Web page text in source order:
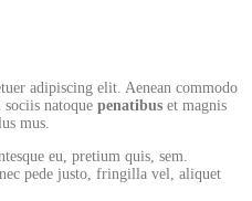
adipiscing elit. Aenean commodo
natoque penatibus et magnis
mus.
eu, pretium quis, sem.
pede justo, fringilla vel, aliquet